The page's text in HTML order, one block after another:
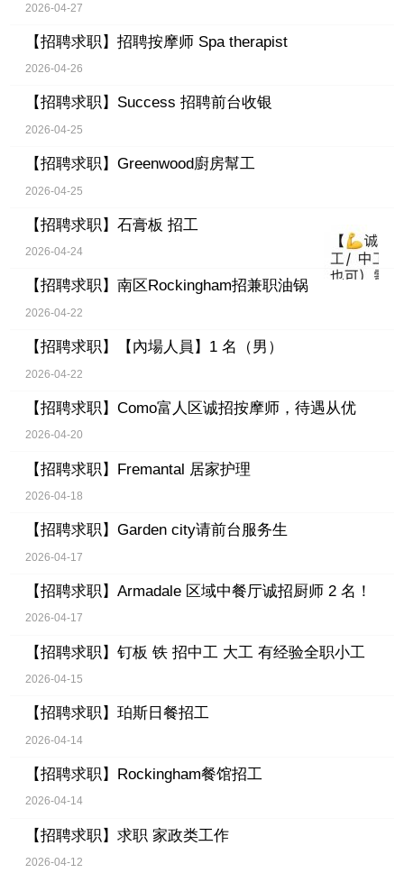
2026-04-27
【招聘求职】 招聘按摩师 Spa therapist
2026-04-26
【招聘求职】 Success 招聘前台收银
2026-04-25
【招聘求职】 Greenwood廚房幫工
2026-04-25
【招聘求职】 石膏板 招工
2026-04-24
【招聘求职】 南区Rockingham招兼职油锅
2026-04-22
【招聘求职】 【內場人員】1 名（男）
2026-04-22
【招聘求职】 Como富人区诚招按摩师，待遇从优
2026-04-20
【招聘求职】 Fremantal 居家护理
2026-04-18
【招聘求职】 Garden city请前台服务生
2026-04-17
【招聘求职】 Armadale 区域中餐厅诚招厨师 2 名！
2026-04-17
【招聘求职】 钉板 铁 招中工 大工 有经验全职小工
2026-04-15
【招聘求职】 珀斯日餐招工
2026-04-14
【招聘求职】 Rockingham餐馆招工
2026-04-14
【招聘求职】 求职 家政类工作
2026-04-12